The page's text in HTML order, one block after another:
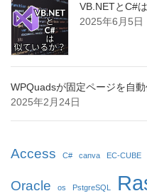
VB.NETとC#
2025年6月5日
WPQuadsが固定ページを自
2025年2月24日
Access C# canva EC-CUBE
Oracle os PstgreSQL